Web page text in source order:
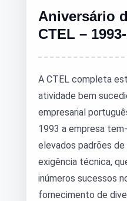
Aniversário
CTEL –
A CTEL completa
atividade bem
empresarial
1993 a empresa
elevados padrões de
exigência técnica,
inúmeros sucessos
fornecimento de